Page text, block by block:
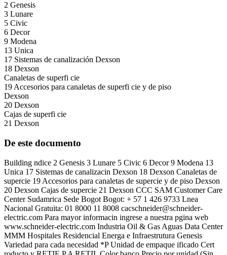
2 Genesis
3 Lunare
5 Civic
6 Decor
9 Modena
13 Unica
17 Sistemas de canalización Dexson
18 Dexson
Canaletas de superfi cie
19 Accesorios para canaletas de superfi cie y de piso
Dexson
20 Dexson
Cajas de superfi cie
21 Dexson
De este documento
Building ndice 2 Genesis 3 Lunare 5 Civic 6 Decor 9 Modena 13
Unica 17 Sistemas de canalizacin Dexson 18 Dexson Canaletas de
supercie 19 Accesorios para canaletas de supercie y de piso Dexson
20 Dexson Cajas de supercie 21 Dexson CCC SAM Customer Care
Center Sudamrica Sede Bogot Bogot: + 57 1 426 9733 Lnea
Nacional Gratuita: 01 8000 11 8008 cacschneider@schneider-
electric.com Para mayor informacin ingrese a nuestra pgina web
www.schneider-electric.com Industria Oil & Gas Aguas Data Center
MMM Hospitales Residencial Energa e Infraestrutura Genesis
Variedad para cada necesidad *P Unidad de empaque ificado Cert